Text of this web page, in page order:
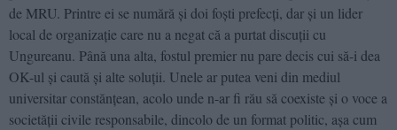
de MRU. Printre ei se numără şi doi foşti prefecţi, dar şi un lider
local de organizaţie care nu a negat că a purtat discuţii cu
Ungureanu. Până una alta, fostul premier nu pare decis cui să-i dea
OK-ul şi caută şi alte soluţii. Unele ar putea veni din mediul
universitar constănţean, acolo unde n-ar fi rău să coexiste şi o voce a
societăţii civile responsabile, dincolo de un format politic, aşa cum